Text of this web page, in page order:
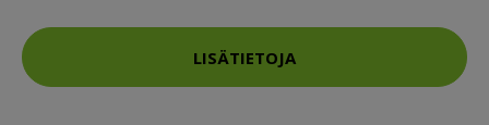
LISÄTIETOJA